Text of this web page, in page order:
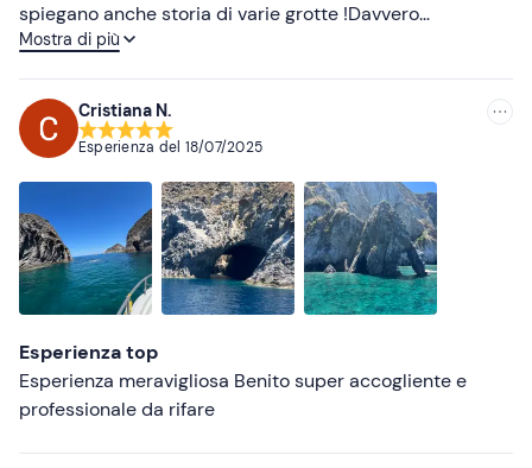
spiegano anche storia di varie grotte !Davvero
soddisfacente !Anche il pranzo a bordo molto buono !!
Mostra di più
Cristiana N.
Esperienza del 18/07/2025
Esperienza top
Esperienza meravigliosa Benito super accogliente e
professionale da rifare